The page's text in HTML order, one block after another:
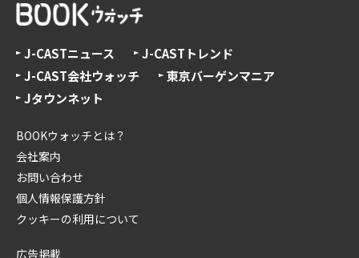
J-CASTニュース
J-CASTトレンド
J-CAST会社ウォッチ
東京バーゲンマニア
Jタウンネット
BOOKウォッチとは？
会社案内
お問い合わせ
個人情報保護方針
クッキーの利用について
広告掲載